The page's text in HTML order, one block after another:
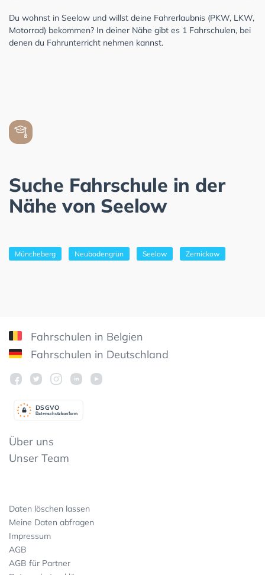
Du wohnst in Seelow und willst deine Fahrerlaubnis (PKW, LKW,
Motorrad) bekommen? In deiner Nähe gibt es 1 Fahrschulen, bei
denen du Fahrunterricht nehmen kannst.
Suche Fahrschule in der
Nähe von Seelow
Müncheberg Neubodengrün Seelow Zernickow
Fahrschulen in Belgien
Fahrschulen in Deutschland
Datenschutzkonform
DSGVO
Über uns
Unser Team
Daten löschen lassen
Meine Daten abfragen
Impressum
AGB
AGB für Partner